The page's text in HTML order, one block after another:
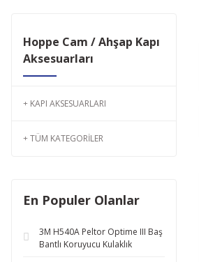
Hoppe Cam / Ahşap Kapı
Aksesuarları
KAPI AKSESUARLARI
TÜM KATEGORILER
En Populer Olanlar
3M H540A Peltor Optime III Baş
Bantlı Koruyucu Kulaklık